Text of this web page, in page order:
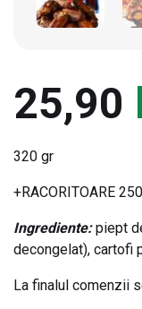
25,90
320 gr
+RACORITOARE
Ingrediente:piept
decongelat), cartofi
La finalul comenzii